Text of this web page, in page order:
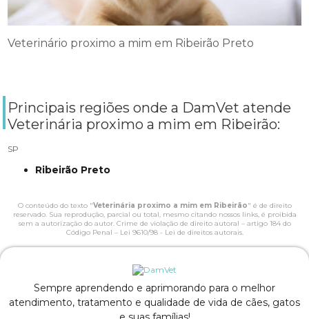
Veterinário proximo a mim em Ribeirão Preto
Principais regiões onde a DamVet atende
Veterinária proximo a mim em Ribeirão:
SP
Ribeirão Preto
O conteúdo do texto "Veterinária proximo a mim em Ribeirão" é de direito
reservado. Sua reprodução, parcial ou total, mesmo citando nossos links, é proibida
sem a autorização do autor. Crime de violação de direito autoral – artigo 184 do
Código Penal – Lei 9610/98 - Lei de direitos autorais.
Sempre aprendendo e aprimorando para o melhor
atendimento, tratamento e qualidade de vida de cães, gatos